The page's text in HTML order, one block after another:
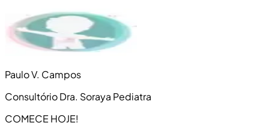
Paulo V. Campos
Consultório Dra. Soraya Pediatra
COMECE HOJE!